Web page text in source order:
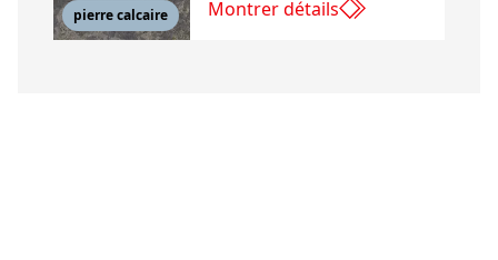
pierre calcaire Montrer détails